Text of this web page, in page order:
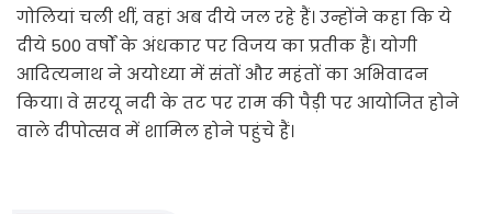
गोलियां चली थीं, वहां अब दीये जल रहे हैं। उन्होंने कहा कि ये
दीये 500 वर्षों के अंधकार पर विजय का प्रतीक हैं। योगी
आदित्यनाथ ने अयोध्या में संतों और महंतों का अभिवादन
किया। वे सरयू नदी के तट पर राम की पैड़ी पर आयोजित होने
वाले दीपोत्सव में शामिल होने पहुंचे हैं।